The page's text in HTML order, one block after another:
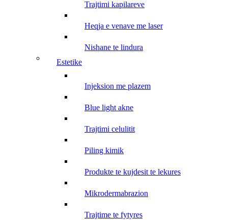
trajtimi kapilareve
heqja e venave me laser
nishane te lindura
estetike
injeksion me plazem
blue light akne
trajtimi celulitit
piling kimik
produkte te kujdesit te lekures
mikrodermabrazion
trajtime te fytyres